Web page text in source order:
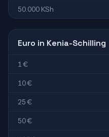
50.000 KSh
Euro in Kenia-Schilling
1 €
10 €
25 €
50 €